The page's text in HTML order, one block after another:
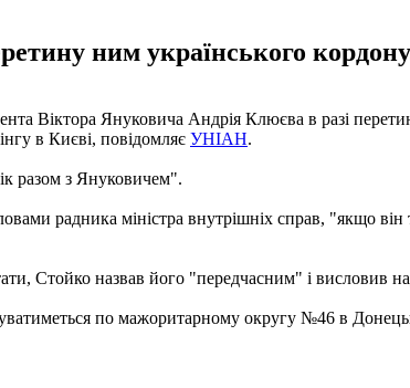
ним українського
Віктора Януковича Андрія Клюєва в разі
в Києві, повідомляє УНІАН.
разом з Януковичем".
радника міністра внутрішніх справ, "якщо він
Стойко назвав його "передчасним" і висловив
по мажоритарному округу №46 в